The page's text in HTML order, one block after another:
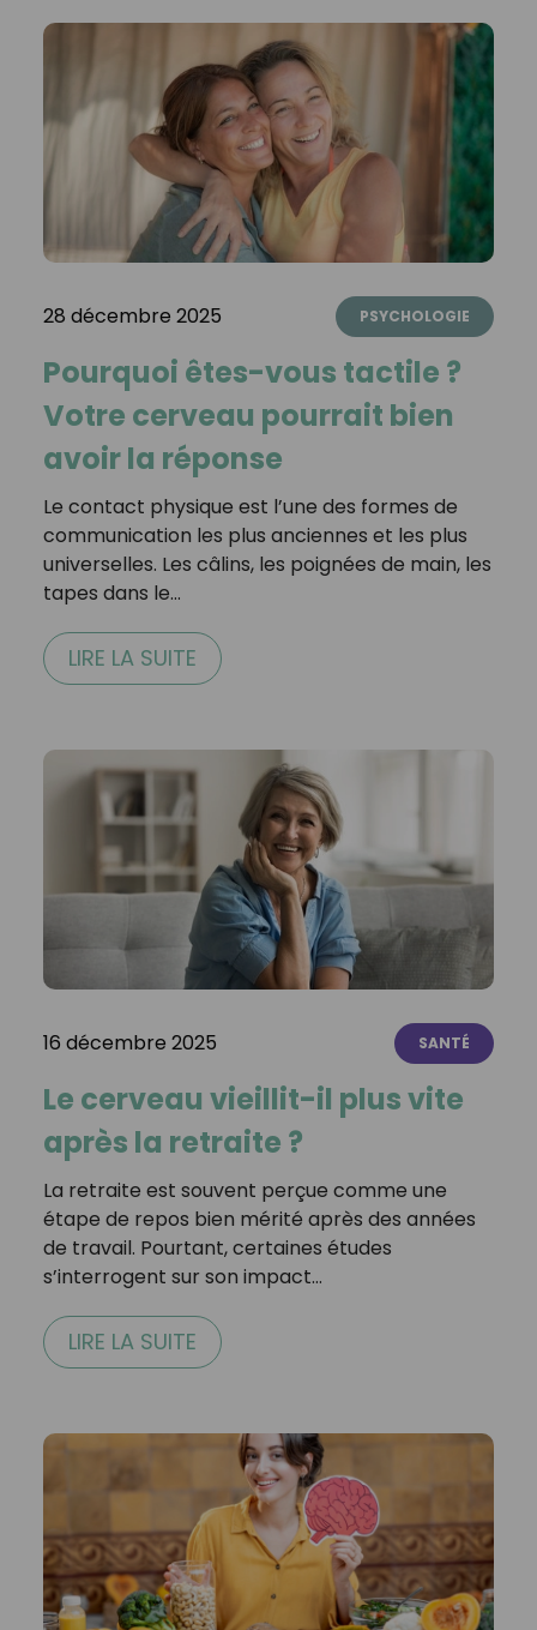
28 décembre 2025 PSYCHOLOGIE
Pourquoi êtes-vous tactile ?
Votre cerveau pourrait bien
avoir la réponse
Le contact physique est l’une des formes de
communication les plus anciennes et les plus
universelles. Les câlins, les poignées de main, les
tapes dans le…
LIRE LA SUITE
16 décembre 2025 SANTÉ
Le cerveau vieillit-il plus vite
après la retraite ?
La retraite est souvent perçue comme une
étape de repos bien mérité après des années
de travail. Pourtant, certaines études
s’interrogent sur son impact…
LIRE LA SUITE